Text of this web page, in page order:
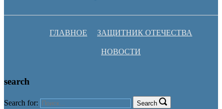
ГЛАВНОЕ ЗАЩИТНИК ОТЕЧЕСТВА
НОВОСТИ
search
Search for: Search